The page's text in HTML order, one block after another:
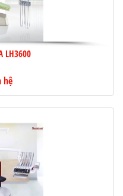
LH3600
hệ